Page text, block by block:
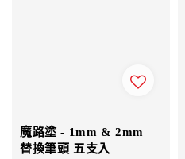
魔路塗 - 1mm & 2mm
替換筆頭 五支入